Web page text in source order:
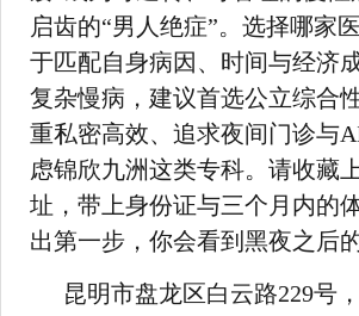
启齿的“男人绝症”。选择哪家
于匹配自身病因、时间与经济
复杂慢病，建议首选公立综合
重私密高效、追求夜间门诊与
虑锦欣九洲这类专科。请收藏
址，带上身份证与三个月内的
出第一步，你会看到黑夜之后
昆明市盘龙区白云路229号